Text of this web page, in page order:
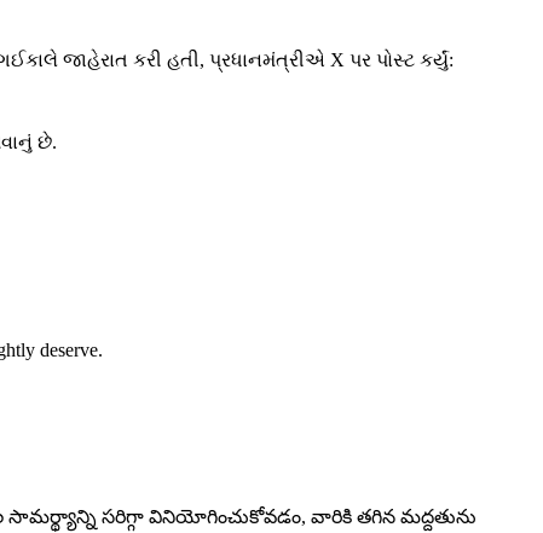
જાહેરાત કરી હતી, પ્રધાનમંત્રીએ X પર પોસ્ટ કર્યું:
છે.
deserve.
సరిగ్గా వినియోగించుకోవడం, వారికి తగిన మద్దతును